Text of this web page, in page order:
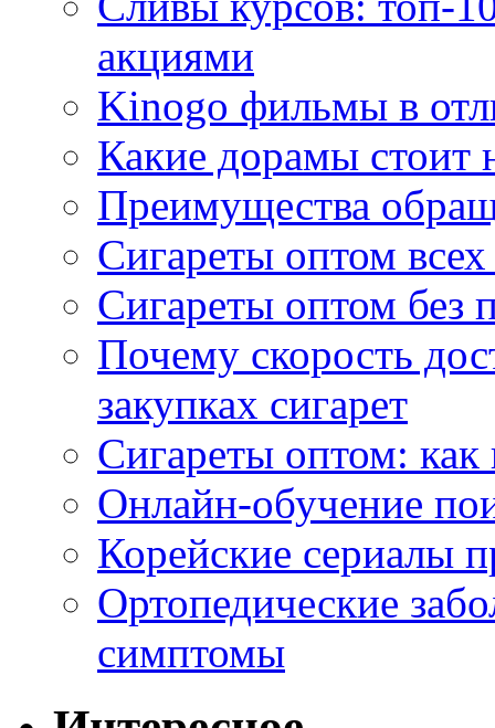
акциями
Kinogo фильмы в
Какие дорамы стоит
Преимущества
Сигареты оптом
Сигареты оптом без
Почему скорость
закупках сигарет
Сигареты оптом:
Онлайн-обучение
Корейские сериалы
Ортопедические
симптомы